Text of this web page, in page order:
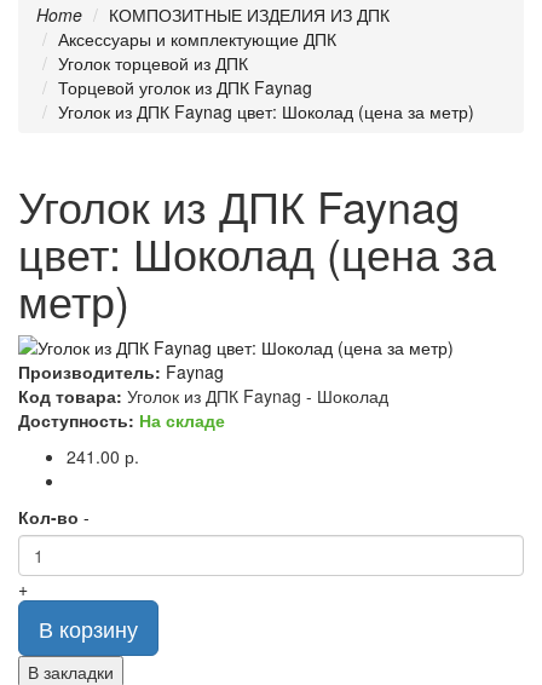
Home
КОМПОЗИТНЫЕ ИЗДЕЛИЯ ИЗ ДПК
Аксессуары и комплектующие ДПК
Уголок торцевой из ДПК
Торцевой уголок из ДПК Faynag
Уголок из ДПК Faynag цвет: Шоколад (цена за метр)
Уголок из ДПК Faynag
цвет: Шоколад (цена за
метр)
Производитель: Faynag
Код товара: Уголок из ДПК Faynag - Шоколад
Доступность: На складе
241.00 р.
Кол-во -
+
В корзину
В закладки